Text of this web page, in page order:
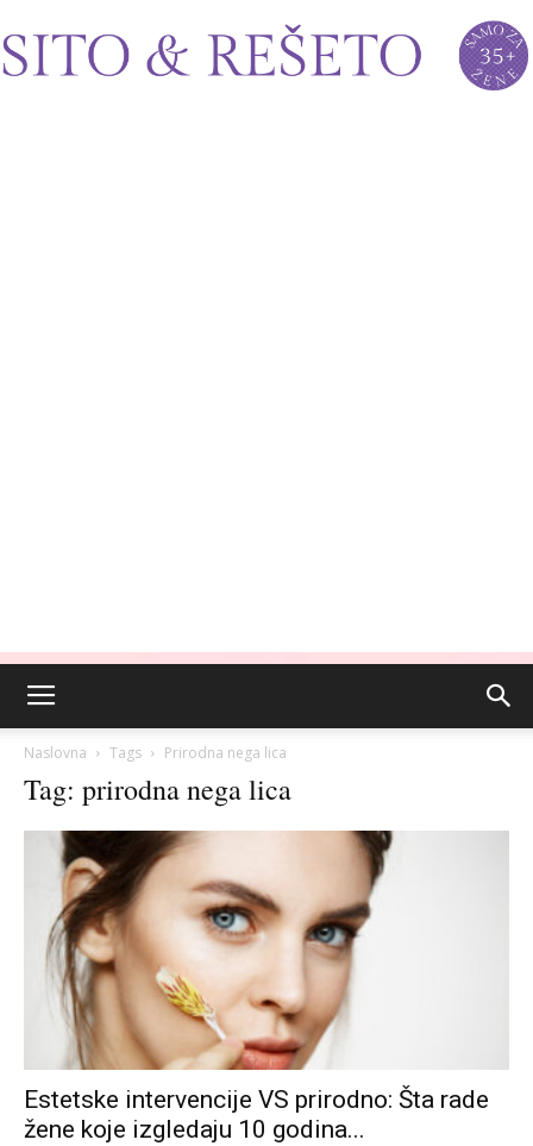
Naslovna Tags Prirodna nega lica
Tag: prirodna nega lica
Estetske intervencije VS prirodno: Šta rade
žene koje izgledaju 10 godina...